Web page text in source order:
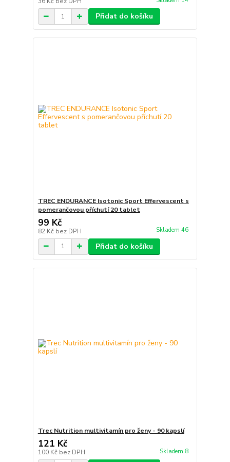
Přidat do košíku
TREC ENDURANCE Isotonic Sport Effervescent s
pomerančovou příchutí 20 tablet
99 Kč
82 Kč bez DPH Skladem 46
Přidat do košíku
Trec Nutrition multivitamín pro ženy - 90 kapslí
121 Kč
100 Kč bez DPH Skladem 8